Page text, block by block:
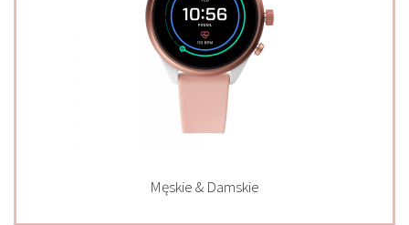
Męskie & Damskie